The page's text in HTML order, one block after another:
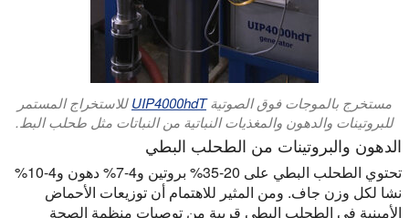
مستخرج بالموجات فوق الصوتيةUIP4000hdTللاستخراج المستمر
للبروتينات والدهون والمغذيات النباتية من النباتات مثل طحلب البط.
الدهون والبروتينات من الطحلب البطي
تحتوي الطحلب البطي على 20-35% بروتين و4-7% دهون و4-10%
نشا لكل وزن جاف. ومن المثير للاهتمام أن توزيعات الأحماض
الأمينية في الطحلب البطي قريبة من توصيات منظمة الصحة